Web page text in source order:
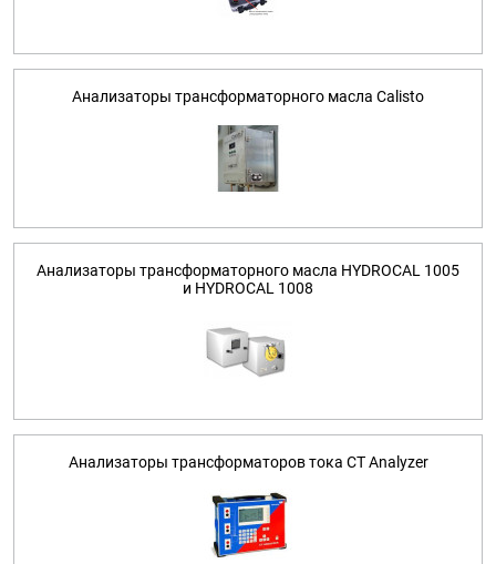
Анализаторы трансформаторного масла Calisto
Анализаторы трансформаторного масла HYDROCAL 1005
и HYDROCAL 1008
Анализаторы трансформаторов тока CT Analyzer